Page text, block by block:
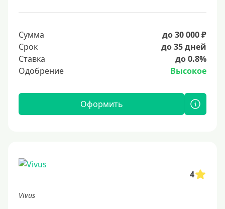
Сумма
до 30 000 ₽
Срок
до 35 дней
Ставка
до 0.8%
Одобрение
Высокое
Оформить
4
Vivus